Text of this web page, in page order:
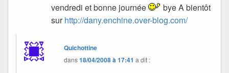
vendredi et bonne journée
bye A bientôt
surhttp://dany.enchine.over-blog.com/
Quichottine
dans18/04/2008 à 17:41 a dit :